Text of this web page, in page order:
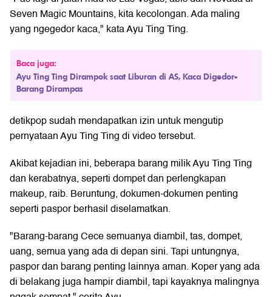
Seven Magic Mountains, kita kecolongan. Ada maling
yang ngegedor kaca," kata Ayu Ting Ting.
Baca juga:
Ayu Ting Ting Dirampok saat Liburan di AS, Kaca Digedor-
Barang Dirampas
detikpop sudah mendapatkan izin untuk mengutip
pernyataan Ayu Ting Ting di video tersebut.
Akibat kejadian ini, beberapa barang milik Ayu Ting Ting
dan kerabatnya, seperti dompet dan perlengkapan
makeup, raib. Beruntung, dokumen-dokumen penting
seperti paspor berhasil diselamatkan.
"Barang-barang Cece semuanya diambil, tas, dompet,
uang, semua yang ada di depan sini. Tapi untungnya,
paspor dan barang penting lainnya aman. Koper yang ada
di belakang juga hampir diambil, tapi kayaknya malingnya